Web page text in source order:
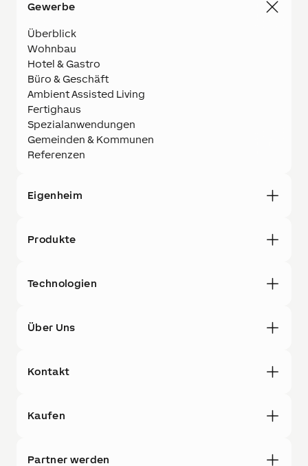
Gewerbe
Überblick
Wohnbau
Hotel & Gastro
Büro & Geschäft
Ambient Assisted Living
Fertighaus
Spezialanwendungen
Gemeinden & Kommunen
Referenzen
Eigenheim
Produkte
Technologien
Über Uns
Kontakt
Kaufen
Partner werden